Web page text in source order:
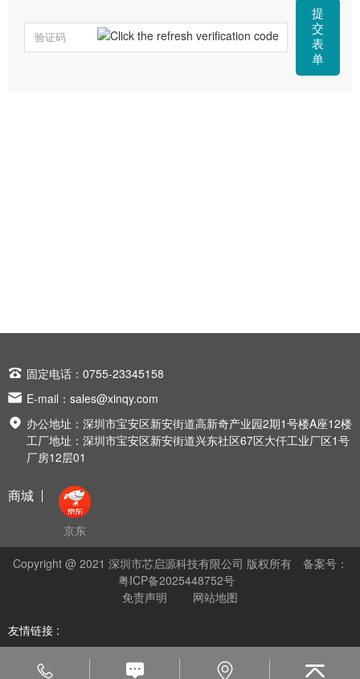
提
交
表
单
 固定电话：0755-23345158
 E-mail： sales@xinqy.com
 办公地址：深圳市宝安区新安街道高新奇产业园2期1号楼A座12楼
工厂地址：深圳市宝安区新安街道兴东社区67区大仟工业厂区1号
厂房12层01
商城
京东
Copyright @ 2021 深圳市芯启源科技有限公司 版权所有
备案号：
粤ICP备2025448752号
免责声明
网站地图
友情链接 :
   